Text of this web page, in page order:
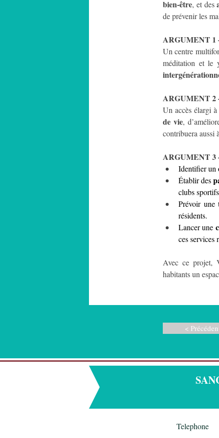
bien-être, et des
de prévenir les
ARGUMENT 1
Un centre
méditation et le
ARGUMENT 2
Un accès élargi
de vie,
contribuera aussi
ARGUMENT 3
Identifier un
Établir des
clubs
Prévoir une
résidents.
Lancer une
ces services
Avec ce projet,
habitants un
<
Telephone